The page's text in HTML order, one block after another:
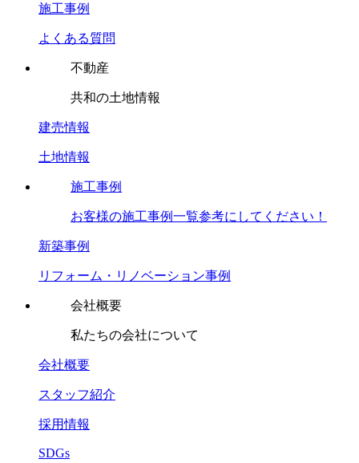
施工事例
よくある質問
不動産
共和の土地情報
建売情報
土地情報
施工事例
お客様の施工事例一覧参考にしてください！
新築事例
リフォーム・リノベーション事例
会社概要
私たちの会社について
会社概要
スタッフ紹介
採用情報
SDGs